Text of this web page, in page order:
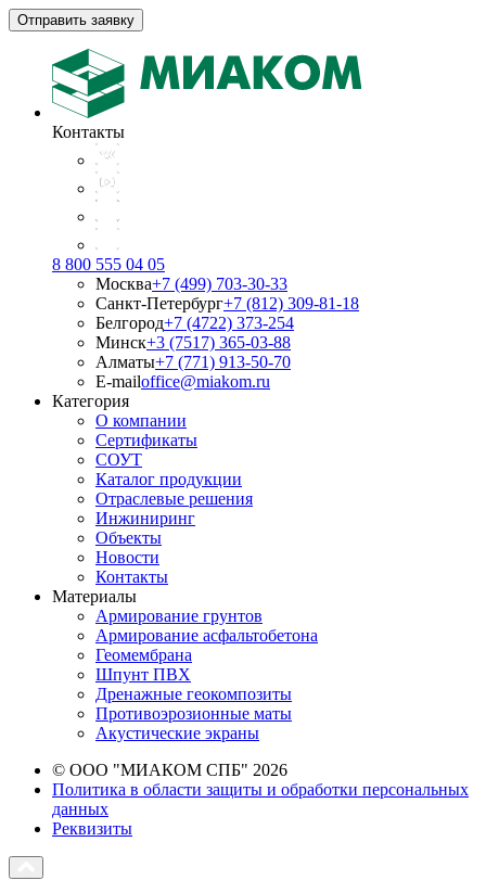
Отправить заявку
Контакты
8 800 555 04 05
Москва+7 (499) 703-30-33
Санкт-Петербург+7 (812) 309-81-18
Белгород+7 (4722) 373-254
Минск+3 (7517) 365-03-88
Алматы+7 (771) 913-50-70
E-mailoffice@miakom.ru
Категория
О компании
Сертификаты
СОУТ
Каталог продукции
Отраслевые решения
Инжиниринг
Объекты
Новости
Контакты
Материалы
Армирование грунтов
Армирование асфальтобетона
Геомембрана
Шпунт ПВХ
Дренажные геокомпозиты
Противоэрозионные маты
Акустические экраны
© ООО "МИАКОМ СПБ" 2026
Политика в области защиты и обработки персональных
данных
Реквизиты